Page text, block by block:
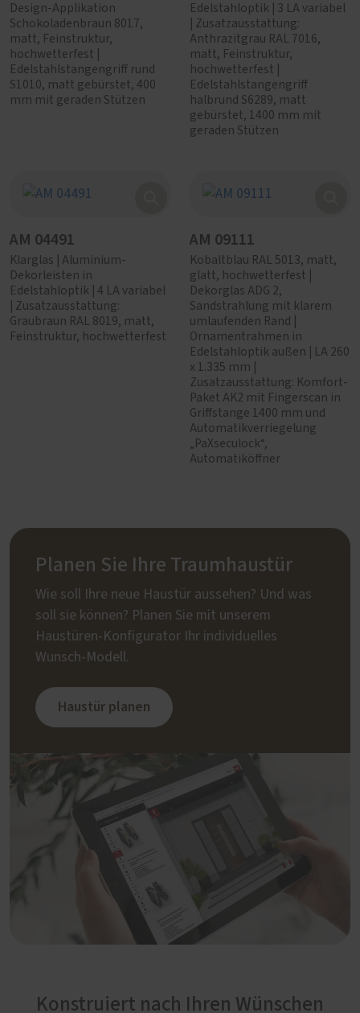
Design-Applikation
Schokoladenbraun 8017,
matt, Feinstruktur,
hochwetterfest |
Edelstahlstangengriff rund
S1010, matt gebürstet, 400
mm mit geraden Stützen
Edelstahloptik | 3 LA variabel
| Zusatzausstattung:
Anthrazitgrau RAL 7016,
matt, Feinstruktur,
hochwetterfest |
Edelstahlstangengriff
halbrund S6289, matt
gebürstet, 1400 mm mit
geraden Stützen
AM 04491
Klarglas | Aluminium-
Dekorleisten in
Edelstahloptik | 4 LA variabel
| Zusatzausstattung:
Graubraun RAL 8019, matt,
Feinstruktur, hochwetterfest
AM 09111
Kobaltblau RAL 5013, matt,
glatt, hochwetterfest |
Dekorglas ADG 2,
Sandstrahlung mit klarem
umlaufenden Rand |
Ornamentrahmen in
Edelstahloptik außen | LA 260
x 1.335 mm |
Zusatzausstattung: Komfort-
Paket AK2 mit Fingerscan in
Griffstange 1400 mm und
Automatikverriegelung
„PaXseculock“,
Automatiköffner
Planen Sie Ihre Traumhaustür
Wie soll Ihre neue Haustür aussehen? Und was
soll sie können? Planen Sie mit unserem
Haustüren-Konfigurator Ihr individuelles
Wunsch-Modell.
Haustür planen
Konstruiert nach Ihren Wünschen